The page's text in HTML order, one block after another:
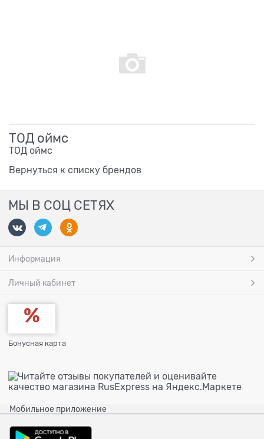
ТОД оймс
ТОД оймс
Вернуться к списку брендов
МЫ В СОЦ СЕТЯХ
Информация
Личный кабинет
Бонусная карта
Мобильное приложение